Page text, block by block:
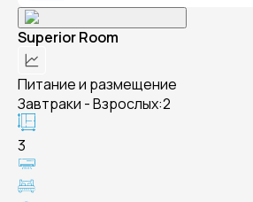
Superior Room
Питание и размещение
Завтраки - Взрослых:2
3